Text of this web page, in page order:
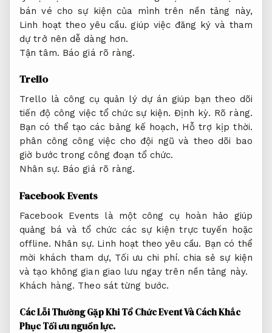
bán vé cho sự kiện của mình trên nền tảng này,
Linh hoạt theo yêu cầu. giúp việc đăng ký và tham
dự trở nên dễ dàng hơn.
Tận tâm. Báo giá rõ ràng.
Trello
Trello là công cụ quản lý dự án giúp bạn theo dõi
tiến độ công việc tổ chức sự kiện. Định kỳ. Rõ ràng.
Bạn có thể tạo các bảng kế hoạch, Hỗ trợ kịp thời.
phân công công việc cho đội ngũ và theo dõi bao
giờ bước trong công đoạn tổ chức.
Nhân sự. Báo giá rõ ràng.
Facebook Events
Facebook Events là một công cụ hoàn hảo giúp
quảng bá và tổ chức các sự kiện trực tuyến hoặc
offline. Nhân sự. Linh hoạt theo yêu cầu. Bạn có thể
mời khách tham dự, Tối ưu chi phí. chia sẻ sự kiện
và tạo không gian giao lưu ngay trên nền tảng này.
Khách hàng. Theo sát từng bước.
Các Lỗi Thường Gặp Khi Tổ Chức Event Và Cách Khắc
PhụcTối ưu nguồn lực.